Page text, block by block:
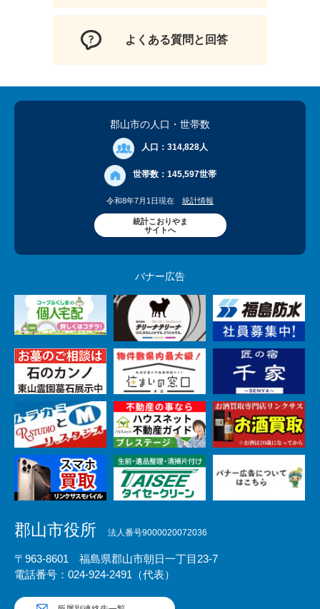
よくある質問と回答
郡山市の人口 ・世帯数
人口： 314,828人
世帯数： 145,597世帯
令和8年7月1日現在 統計情報
統計こおりやま
サイトへ
バナー広告
郡山市役所 法人番号9000020072036
〒963-8601 福島県郡山市朝日一丁目23-7
電話番号：024-924-2491（代表）